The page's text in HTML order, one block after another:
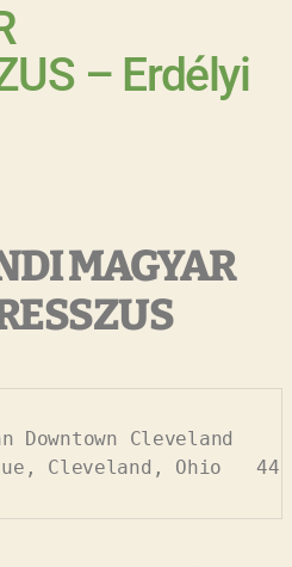
– Erdélyi
MAGYAR
Downtown Cleveland
Cleveland, Ohio